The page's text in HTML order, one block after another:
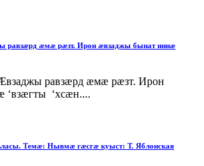
равзæрд æмæ рæзт. Ирон æвзаджы бынат иннæ
равзæрд æмæ рæзт. Ирон
‘хсæн....
Темæ: Нывмæ гæсгæ куыст: Т. Яблонская